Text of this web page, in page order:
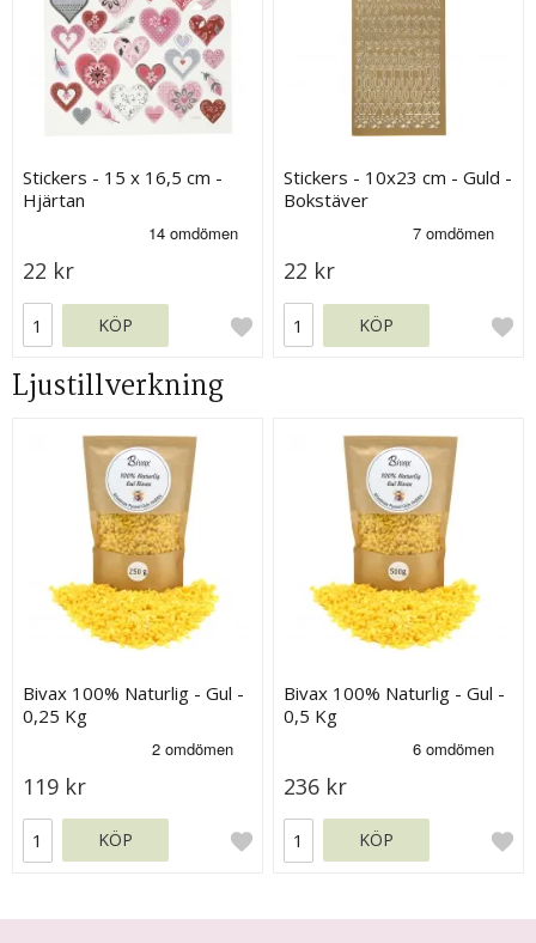
Stickers - 15 x 16,5 cm -
Hjärtan
22 kr
KÖP
Stickers - 10x23 cm - Guld -
Bokstäver
22 kr
KÖP
Ljustillverkning
Bivax 100% Naturlig - Gul -
0,25 Kg
119 kr
KÖP
Bivax 100% Naturlig - Gul -
0,5 Kg
236 kr
KÖP